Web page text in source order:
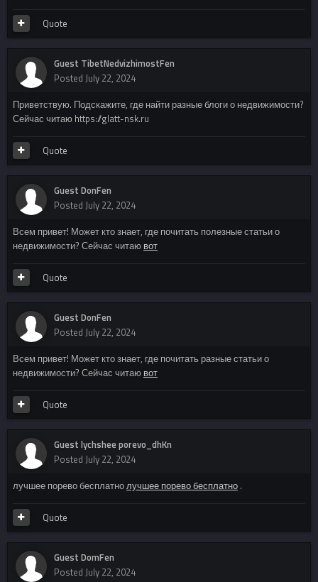
Quote
Guest TibetNedvizhimostFen
Posted July 22, 2024
Приветствую. Подскажите, где найти разные блоги о недвижимости?
Сейчас читаю https://glatt-nsk.ru
Quote
Guest DonFen
Posted July 22, 2024
Всем привет! Может кто знает, где почитать полезные статьи о
недвижимости? Сейчас читаю вот
Quote
Guest DonFen
Posted July 22, 2024
Всем привет! Может кто знает, где почитать разные статьи о
недвижимости? Сейчас читаю вот
Quote
Guest lychshee porevo_dhKn
Posted July 22, 2024
лучшее порево бесплатнолучшее порево бесплатно .
Quote
Guest DomFen
Posted July 22, 2024